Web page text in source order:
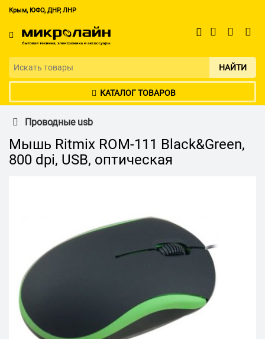
Крым, ЮФО, ДНР, ЛНР
НАЙТИ
КАТАЛОГ ТОВАРОВ
Проводные usb
Мышь Ritmix ROM-111 Black&Green,
800 dpi, USB, оптическая